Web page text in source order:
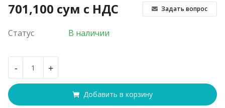
701,100 сум с НДС Задать вопрос
Статус В наличии
- +
Добавить в корзину